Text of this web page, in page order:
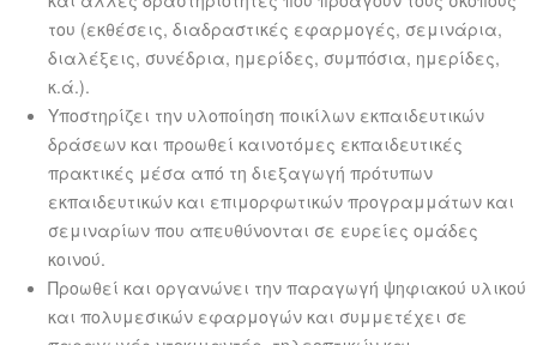
του (εκθέσεις, διαδραστικές εφαρμογές, σεμινάρια,
διαλέξεις, συνέδρια, ημερίδες, συμπόσια, ημερίδες,
κ.ά.).
Υποστηρίζει την υλοποίηση ποικίλων εκπαιδευτικών
δράσεων και προωθεί καινοτόμες εκπαιδευτικές
πρακτικές μέσα από τη διεξαγωγή πρότυπων
εκπαιδευτικών και επιμορφωτικών προγραμμάτων και
σεμιναρίων που απευθύνονται σε ευρείες ομάδες
κοινού.
Προωθεί και οργανώνει την παραγωγή ψηφιακού υλικού
και πολυμεσικών εφαρμογών και συμμετέχει σε